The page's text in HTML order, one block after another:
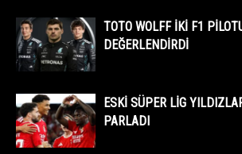
TOTO WOLFF İKİ F1
DEĞERLENDİRDİ
ESKİ SÜPER LİG
PARLADI